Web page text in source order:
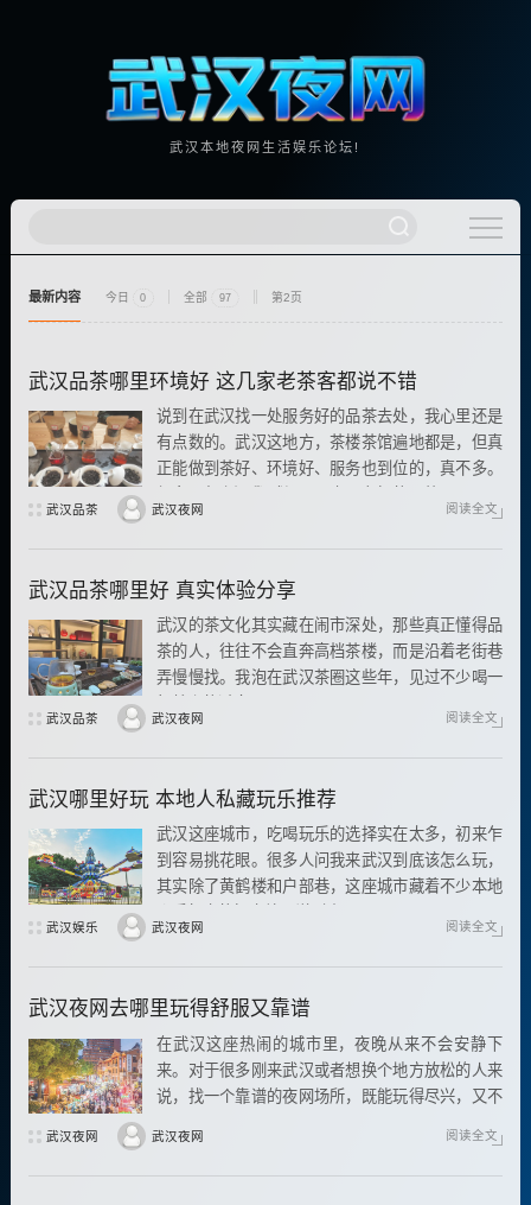
武汉本地夜网生活娱乐论坛!
最新内容 今日 0 全部 97 第2页
武汉品茶哪里环境好 这几家老茶客都说不错
说到在武汉找一处服务好的品茶去处，我心里还是
有点数的。武汉这地方，茶楼茶馆遍地都是，但真
正能做到茶好、环境好、服务也到位的，真不多。
武汉品茶 武汉夜网 阅读全文
武汉品茶哪里好 真实体验分享
武汉的茶文化其实藏在闹市深处，那些真正懂得品
茶的人，往往不会直奔高档茶楼，而是沿着老街巷
弄慢慢找。我泡在武汉茶圈这些年，见过不少喝一
武汉品茶 武汉夜网 阅读全文
武汉哪里好玩 本地人私藏玩乐推荐
武汉这座城市，吃喝玩乐的选择实在太多，初来乍
到容易挑花眼。很多人问我来武汉到底该怎么玩，
其实除了黄鹤楼和户部巷，这座城市藏着不少本地
武汉娱乐 武汉夜网 阅读全文
武汉夜网去哪里玩得舒服又靠谱
在武汉这座热闹的城市里，夜晚从来不会安静下
来。对于很多刚来武汉或者想换个地方放松的人来
说，找一个靠谱的夜网场所，既能玩得尽兴，又不
事。
武汉夜网 武汉夜网 阅读全文